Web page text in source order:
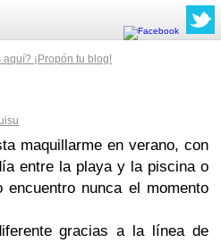
¡Propón tu blog!
maquillarme en verano, con
entre la playa y la piscina o
encuentro nunca el momento
gracias a la línea de